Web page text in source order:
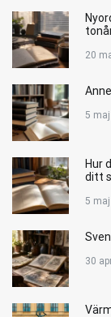
20
5
Hur
ditt
5
30